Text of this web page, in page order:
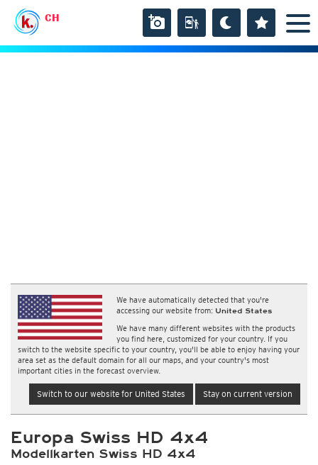
CH
We have automatically detected that you're
accessing our website from: United States
We have many different websites with the products
you find here, customized for your country. If you
switch to the website specific to your country, you'll be able to enjoy having your
area set as the default domain for all our maps, and your country's most
important cities in the forecast overview.
Switch to our website for United States Stay on current version
Europa Swiss HD 4x4
Modellkarten Swiss HD 4x4